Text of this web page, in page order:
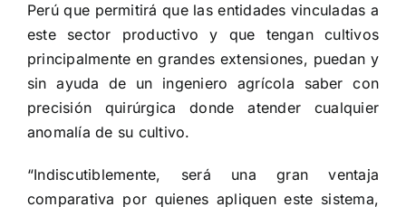
Perú que permitirá que las entidades vinculadas a
este sector productivo y que tengan cultivos
principalmente en grandes extensiones, puedan y
sin ayuda de un ingeniero agrícola saber con
precisión quirúrgica donde atender cualquier
anomalía de su cultivo.
“Indiscutiblemente, será una gran ventaja
comparativa por quienes apliquen este sistema,